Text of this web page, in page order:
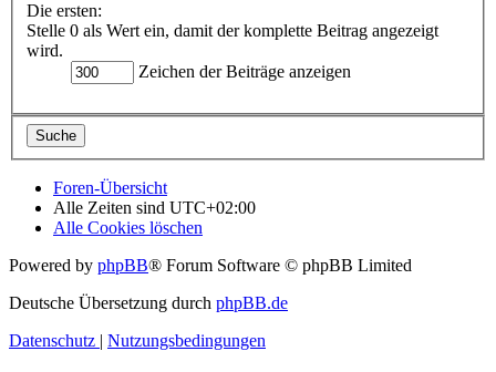
Die ersten:
Stelle 0 als Wert ein, damit der komplette Beitrag angezeigt
wird.
Zeichen der Beiträge anzeigen
Foren-Übersicht
Alle Zeiten sind UTC+02:00
Alle Cookies löschen
Powered by phpBB® Forum Software © phpBB Limited
Deutsche Übersetzung durch phpBB.de
Datenschutz | Nutzungsbedingungen